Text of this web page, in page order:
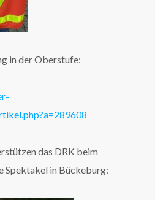
in der Oberstufe:
das DRK beim
Spektakel in Bückeburg: